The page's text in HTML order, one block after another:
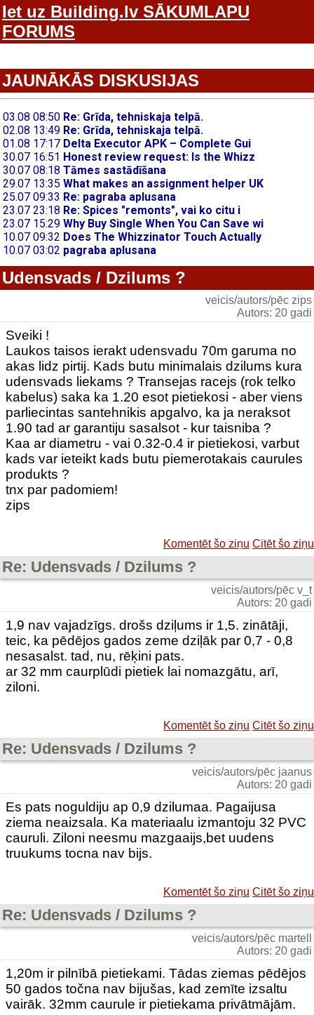
Iet uz Building.lv SĀKUMLAPU
FORUMS
JAUNĀKĀS DISKUSIJAS
Udensvads / Dzilums ?
veicis/autors/pēc zips
Autors: 20 gadi
Sveiki !
Laukos taisos ierakt udensvadu 70m garuma no
akas lidz pirtij. Kads butu minimalais dzilums kura
udensvads liekams ? Transejas racejs (rok telko
kabelus) saka ka 1.20 esot pietiekosi - aber viens
parliecintas santehnikis apgalvo, ka ja neraksot
1.90 tad ar garantiju sasalsot - kur taisniba ?
Kaa ar diametru - vai 0.32-0.4 ir pietiekosi, varbut
kads var ieteikt kads butu piemerotakais caurules
produkts ?
tnx par padomiem!
zips
Komentēt šo ziņu Citēt šo ziņu
Re: Udensvads / Dzilums ?
veicis/autors/pēc v_t
Autors: 20 gadi
1,9 nav vajadzīgs. drošs dziļums ir 1,5. zinātāji,
teic, ka pēdējos gados zeme dziļāk par 0,7 - 0,8
nesasalst. tad, nu, rēķini pats.
ar 32 mm caurplūdi pietiek lai nomazgātu, arī,
ziloni.
Komentēt šo ziņu Citēt šo ziņu
Re: Udensvads / Dzilums ?
veicis/autors/pēc jaanus
Autors: 20 gadi
Es pats noguldiju ap 0,9 dzilumaa. Pagaijusa
ziema neaizsala. Ka materiaalu izmantoju 32 PVC
cauruli. Ziloni neesmu mazgaaijs,bet uudens
truukums tocna nav bijs.
Komentēt šo ziņu Citēt šo ziņu
Re: Udensvads / Dzilums ?
veicis/autors/pēc martell
Autors: 20 gadi
1,20m ir pilnībā pietiekami. Tādas ziemas pēdējos
50 gados točna nav bijušas, kad zemīte izsaltu
vairāk. 32mm caurule ir pietiekama privātmājām.